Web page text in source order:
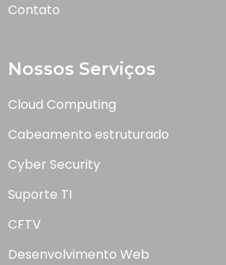
Contato
Nossos Serviços
Cloud Computing
Cabeamento estruturado
Cyber Security
Suporte TI
CFTV
Desenvolvimento Web